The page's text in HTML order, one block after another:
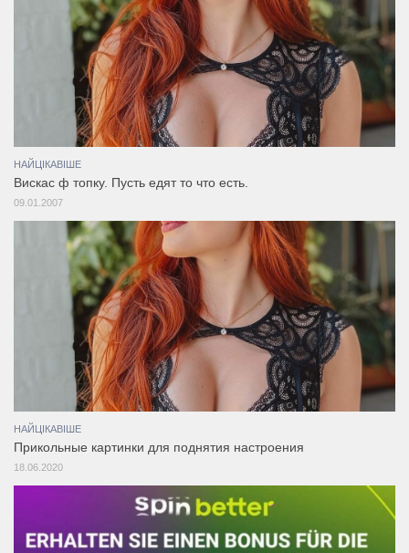
НАЙЦІКАВІШЕ
Вискас ф топку. Пусть едят то что есть.
09.01.2007
НАЙЦІКАВІШЕ
Прикольные картинки для поднятия настроения
18.06.2020